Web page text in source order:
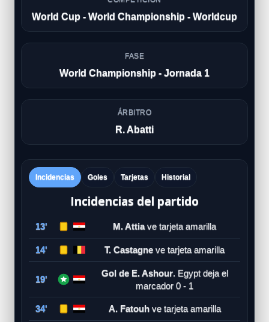
World Cup - World Championship - Worldcup
FASE
World Championship - Jornada 1
ÁRBITRO
R. Abatti
Incidencias Goles Tarjetas Historial
Incidencias del partido
13' M. Attiave tarjeta amarilla
14' T. Castagne ve tarjeta amarilla
19'
Gol de E. Ashour. Egypt deja el
marcador 0 - 1
34' A. Fatouhve tarjeta amarilla